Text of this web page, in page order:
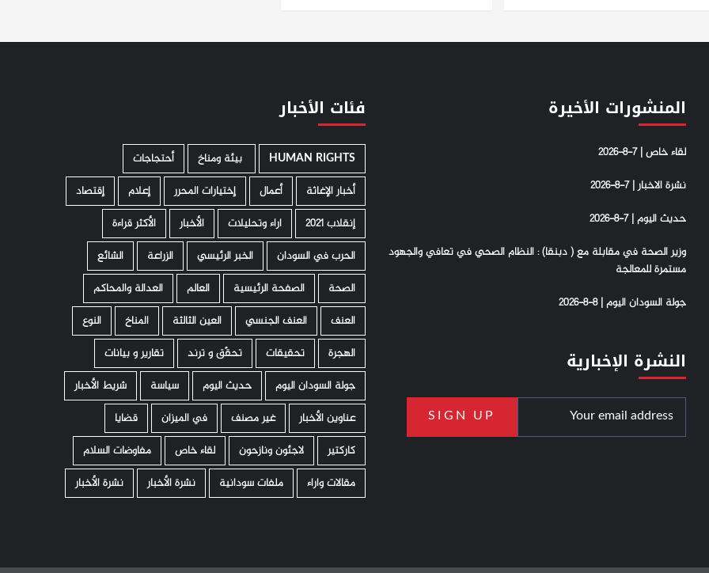
المنشورات الأخيرة
لقاء خاص | 7-8-2026
نشرة الاخبار | 7-8-2026
حديث اليوم | 7-8-2026
وزير الصحة في مقابلة مع ( دبنقا) : النظام الصحي في تعافي والجهود
مستمرة للمعالجة
جولة السودان اليوم | 8-8-2026
النشرة الإخبارية
فئات الأخبار
HUMAN RIGHTS ­ بيئة ومناخ
أحتجاجات
أخبار الإغاثة
أعمال إختيارات المحرر إعلام
إقتصاد
إنقلاب 2021
اراء وتحليلات الأخبار
الأكثر قراءة
الحرب في السودان
الخبر الرئيسي الزراعة
الشائع
الصحة
الصفحة الرئيسية العالم
العدالة والمحاكم
العنف
العنف الجنسي العين الثالثة المناخ
النوع
الهجرة
تحقيقات تحقّق و ترند
تقارير و بيانات
جولة السودان اليوم
حديث اليوم سياسة
شريط الأخبار
عناوين الأخبار
غير مصنف في الميزان
قضايا
كاركتير
لاجئون ونازحون لقاء خاص
مفاوضات السلام
مقالات واراء
ملفات سودانية نشرة الأخبار نشرة الأخبار